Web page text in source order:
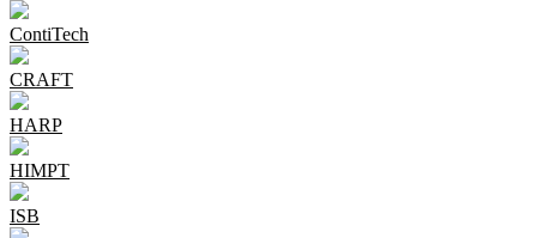
ContiTech
CRAFT
HARP
HIMPT
ISB